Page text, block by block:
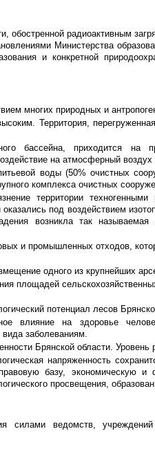
обостренной радиоактивным
Министерства
и конкретной
многих природных и
Территория,
бассейна, приходится на
на атмосферный воздух
воды (50% очистных
комплекса очистных
территории
под воздействием
возникла так называемая
и промышленных отходов,
одного из крупнейших
площадей
потенциал лесов
влияние на здоровье
заболеваниям.
Брянской области.
напряженность
базу, экономическую и
просвещения,
силами ведомств,